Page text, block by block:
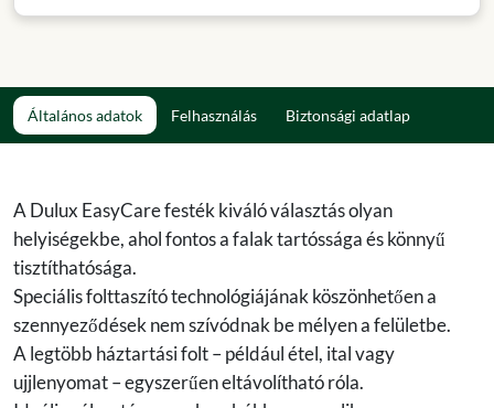
Általános adatok Felhasználás Biztonsági adatlap
A Dulux EasyCare festék kiváló választás olyan
helyiségekbe, ahol fontos a falak tartóssága és könnyű
tisztíthatósága.
Speciális folttaszító technológiájának köszönhetően a
szennyeződések nem szívódnak be mélyen a felületbe.
A legtöbb háztartási folt – például étel, ital vagy
ujjlenyomat – egyszerűen eltávolítható róla.